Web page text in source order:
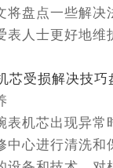
将盘点一些解决
表人士更好地维
机芯出现异常
中心进行清洗和